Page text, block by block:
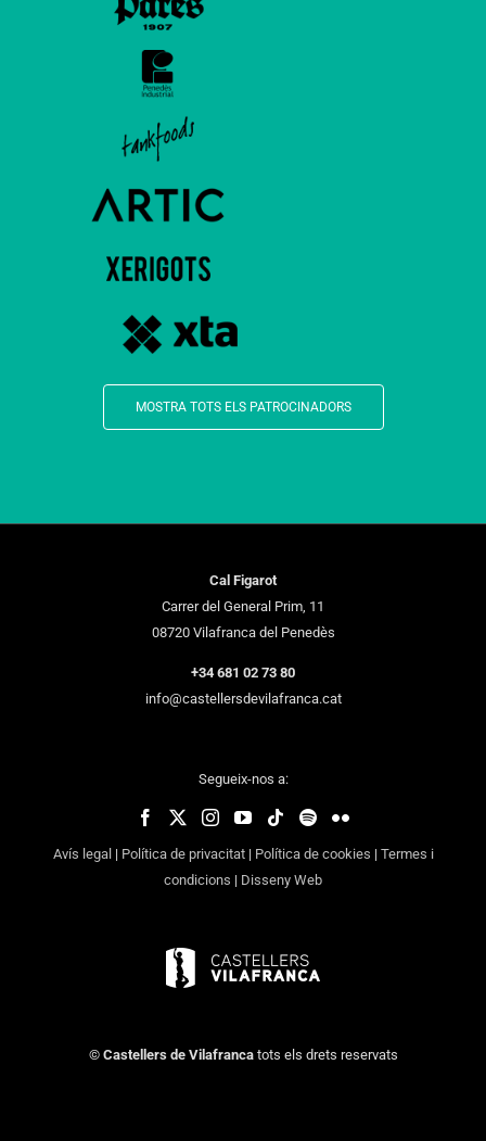
MOSTRA TOTS ELS PATROCINADORS
Cal Figarot
Carrer del General Prim, 11
08720 Vilafranca del Penedès
+34 681 02 73 80
info@castellersdevilafranca.cat
Segueix-nos a:
Avís legal | Política de privacitat| Política de cookies | Termes i
condicions | Disseny Web
© Castellers de Vilafrancatots els drets reservats